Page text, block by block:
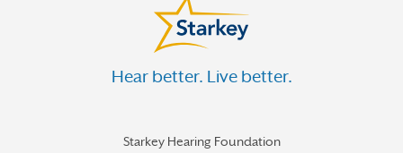
Hear better. Live better.
Starkey Hearing Foundation